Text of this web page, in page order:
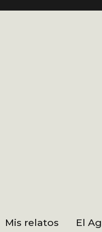
Mis relatos El